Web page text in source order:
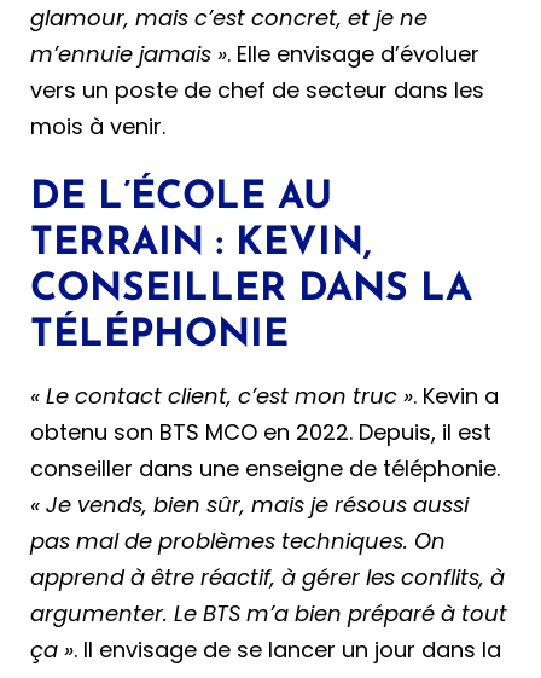
glamour, mais c’est concret, et je ne
m’ennuie jamais ». Elle envisage d’évoluer
vers un poste de chef de secteur dans les
mois à venir.
DE L’ÉCOLE AU
TERRAIN : KEVIN,
CONSEILLER DANS LA
TÉLÉPHONIE
« Le contact client, c’est mon truc ». Kevin a
obtenu son BTS MCO en 2022. Depuis, il est
conseiller dans une enseigne de téléphonie.
« Je vends, bien sûr, mais je résous aussi
pas mal de problèmes techniques. On
apprend à être réactif, à gérer les conflits, à
argumenter. Le BTS m’a bien préparé à tout
ça ». Il envisage de se lancer un jour dans la